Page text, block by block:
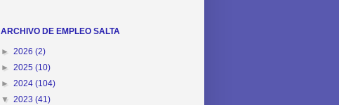
ARCHIVO DE EMPLEO SALTA
► 2026 (2)
► 2025 (10)
► 2024 (104)
▼ 2023 (41)